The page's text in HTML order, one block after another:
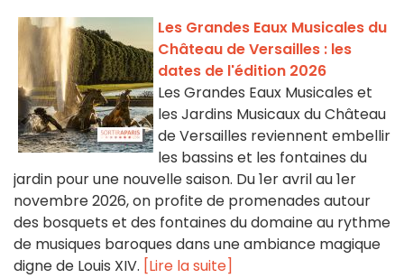
Les Grandes Eaux Musicales du
Château de Versailles : les
dates de l'édition 2026
Les Grandes Eaux Musicales et
les Jardins Musicaux du Château
de Versailles reviennent embellir
les bassins et les fontaines du
jardin pour une nouvelle saison. Du 1er avril au 1er
novembre 2026, on profite de promenades autour
des bosquets et des fontaines du domaine au rythme
de musiques baroques dans une ambiance magique
digne de Louis XIV. [Lire la suite]